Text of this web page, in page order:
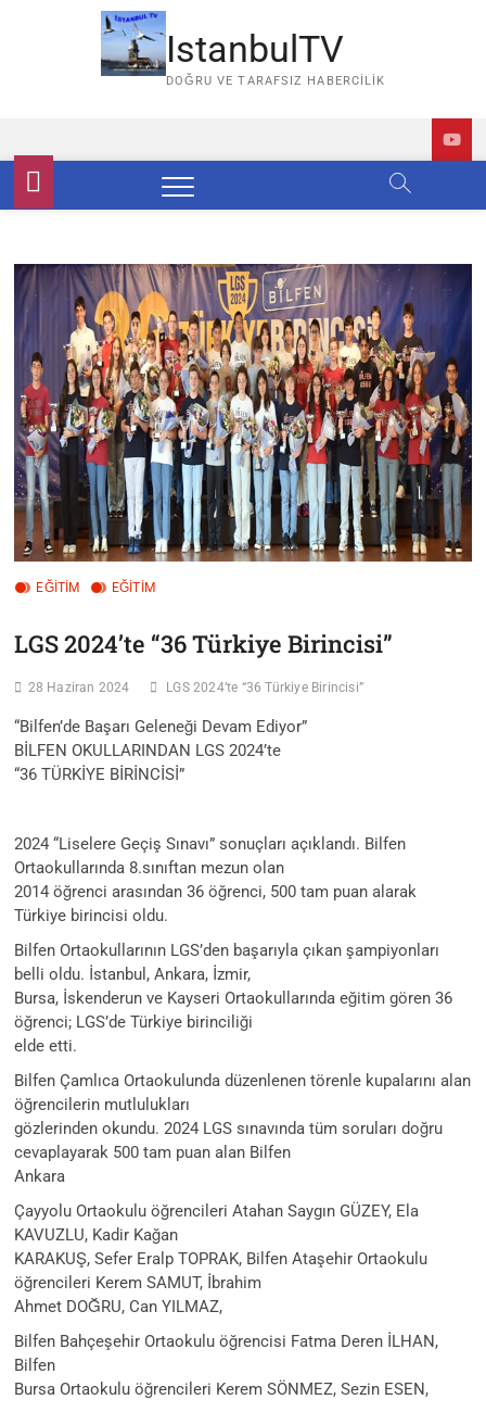
IstanbulTV
DOĞRU VE TARAFSIZ HABERCILIK
EĞİTİM EĞİTİM
LGS 2024’te “36 Türkiye Birincisi”
28 Haziran 2024 LGS 2024’te “36 Türkiye Birincisi”
“Bilfen’de Başarı Geleneği Devam Ediyor”
BİLFEN OKULLARINDAN LGS 2024’te
“36 TÜRKİYE BİRİNCİSİ”
2024 “Liselere Geçiş Sınavı” sonuçları açıklandı. Bilfen
Ortaokullarında 8.sınıftan mezun olan
2014 öğrenci arasından 36 öğrenci, 500 tam puan alarak
Türkiye birincisi oldu.
Bilfen Ortaokullarının LGS’den başarıyla çıkan şampiyonları
belli oldu. İstanbul, Ankara, İzmir,
Bursa, İskenderun ve Kayseri Ortaokullarında eğitim gören 36
öğrenci; LGS’de Türkiye birinciliği
elde etti.
Bilfen Çamlıca Ortaokulunda düzenlenen törenle kupalarını alan
öğrencilerin mutlulukları
gözlerinden okundu. 2024 LGS sınavında tüm soruları doğru
cevaplayarak 500 tam puan alan Bilfen
Ankara
Çayyolu Ortaokulu öğrencileri Atahan Saygın GÜZEY, Ela
KAVUZLU, Kadir Kağan
KARAKUŞ, Sefer Eralp TOPRAK, Bilfen Ataşehir Ortaokulu
öğrencileri Kerem SAMUT, İbrahim
Ahmet DOĞRU, Can YILMAZ,
Bilfen Bahçeşehir Ortaokulu öğrencisi Fatma Deren İLHAN,
Bilfen
Bursa Ortaokulu öğrencileri Kerem SÖNMEZ, Sezin ESEN,